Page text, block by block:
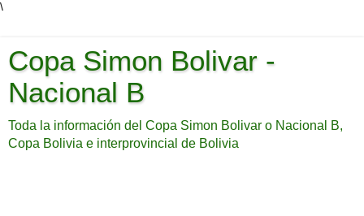
\
Copa Simon Bolivar -
Nacional B
Toda la información del Copa Simon Bolivar o Nacional B,
Copa Bolivia e interprovincial de Bolivia